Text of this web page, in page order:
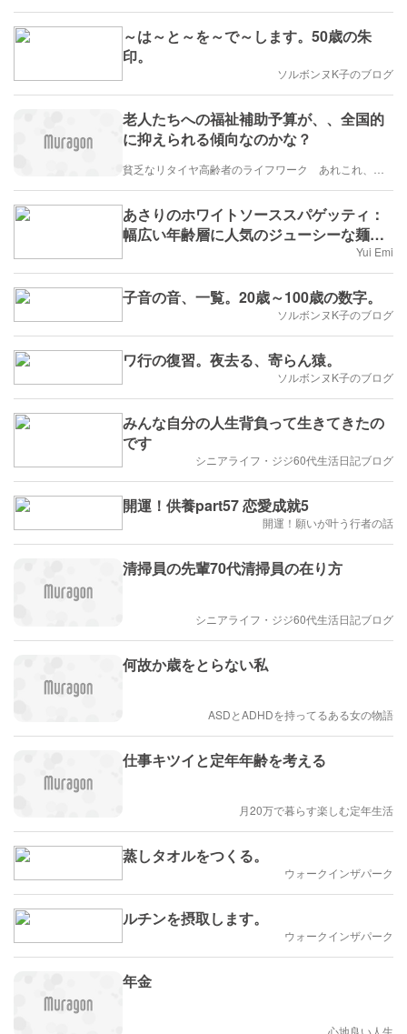
～は～と～を～で～します。50歳の朱
印。
ソルボンヌK子のブログ
老人たちへの福祉補助予算が、、全国的
に抑えられる傾向なのかな？
貧乏なリタイヤ高齢者のライフワーク あれこれ、、、
あさりのホワイトソーススパゲッティ：
幅広い年齢層に人気のジューシーな麺メ
Yui Emi
子音の音、一覧。20歳～100歳の数字。
ソルボンヌK子のブログ
ワ行の復習。夜去る、寄らん猿。
ソルボンヌK子のブログ
みんな自分の人生背負って生きてきたの
です
シニアライフ・ジジ60代生活日記ブログ
開運！供養part57 恋愛成就5
開運！願いが叶う行者の話
清掃員の先輩70代清掃員の在り方
シニアライフ・ジジ60代生活日記ブログ
何故か歳をとらない私
ASDとADHDを持ってるある女の物語
仕事キツイと定年年齢を考える
月20万で暮らす楽しむ定年生活
蒸しタオルをつくる。
ウォークインザパーク
ルチンを摂取します。
ウォークインザパーク
年金
心地良い人生